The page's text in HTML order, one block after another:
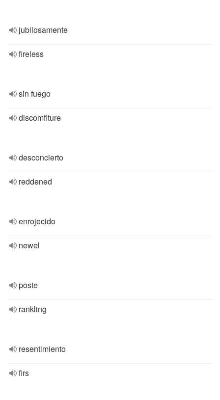
jubilosamente
fireless
sin fuego
discomfiture
desconcierto
reddened
enrojecido
newel
poste
rankling
resentimiento
firs